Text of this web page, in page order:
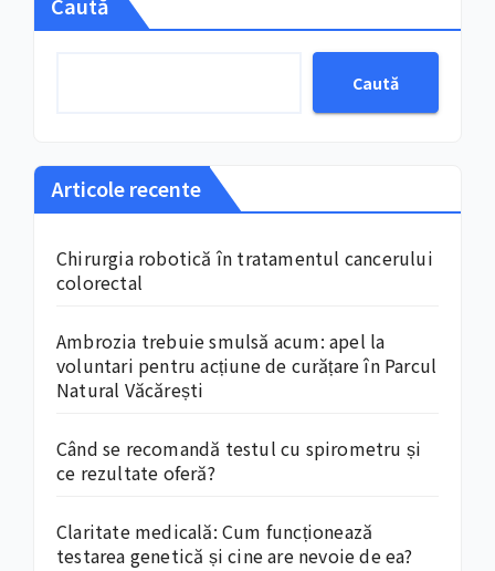
Caută
Articole recente
Chirurgia robotică în tratamentul cancerului
colorectal
Ambrozia trebuie smulsă acum: apel la
voluntari pentru acțiune de curățare în Parcul
Natural Văcărești
Când se recomandă testul cu spirometru și
ce rezultate oferă?
Claritate medicală: Cum funcționează
testarea genetică și cine are nevoie de ea?